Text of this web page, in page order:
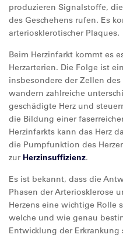
produzieren Signalstoffe,
des Geschehens rufen. Es
arteriosklerotischer Plaques.
Beim Herzinfarkt kommt es
Herzarterien. Die Folge ist
insbesondere der Zellen
wandern zahlreiche
geschädigte Herz und
die Bildung einer
Herzinfarkts kann das Herz
die Pumpfunktion des
zur Herzinsuffizienz.
Es ist bekannt, dass die
Phasen der Arteriosklerose
Herzens eine wichtige Rolle
welche und wie genau
Entwicklung der Erkrankung